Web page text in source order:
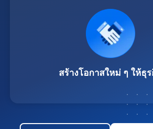
สร้างโอกาสใหม่ ๆ ให้ธุ